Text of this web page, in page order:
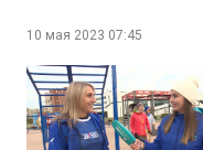
10 мая 2023 07:45